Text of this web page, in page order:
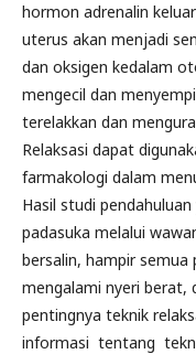
hormon adrenalin
uterus akan menjadi
dan oksigen kedalam
mengecil dan
terelakkan dan
Relaksasi dapat
farmakologi dalam
Hasil studi
padasuka melalui
bersalin, hampir
mengalami nyeri berat,
pentingnya teknik
informasi tentang